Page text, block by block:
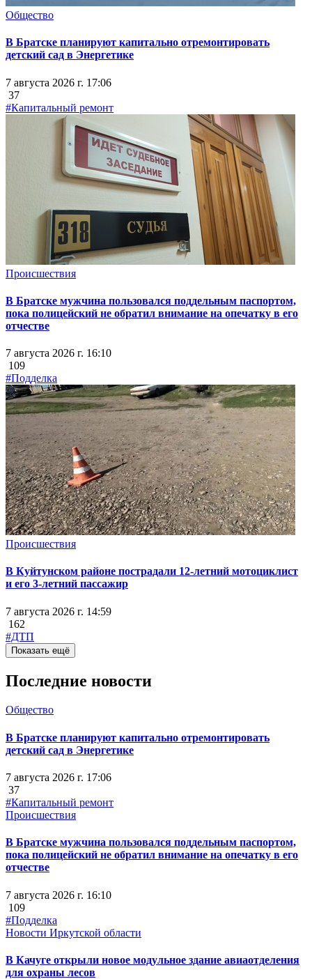
Общество
В Братске планируют капитально отремонтировать
детский сад в Энергетике
7 августа 2026 г. 17:06
37
#Капитальный ремонт
Происшествия
В Братске мужчина пользовался поддельным паспортом,
пока полицейский не обратил внимание на опечатку в его
отчестве
7 августа 2026 г. 16:10
109
#Подделка
Происшествия
В Куйтунском районе пострадали 12-летний мотоциклист
и его 3-летний пассажир
7 августа 2026 г. 14:59
162
#ДТП
Показать ещё
Последние новости
Общество
В Братске планируют капитально отремонтировать
детский сад в Энергетике
7 августа 2026 г. 17:06
37
#Капитальный ремонт
Происшествия
В Братске мужчина пользовался поддельным паспортом,
пока полицейский не обратил внимание на опечатку в его
отчестве
7 августа 2026 г. 16:10
109
#Подделка
Новости Иркутской области
В Качуге открыли новое модульное здание авиаотделения
для охраны лесов